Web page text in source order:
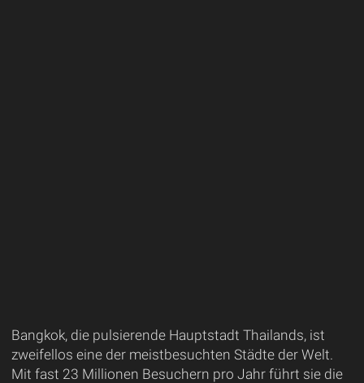
Bangkok, die pulsierende Hauptstadt Thailands, ist
zweifellos eine der meistbesuchten Städte der Welt.
Mit fast 23 Millionen Besuchern pro Jahr führt sie die